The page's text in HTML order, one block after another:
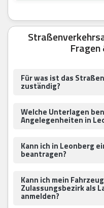
Für was ist das
zuständig?
Welche Unterlagen
Angelegenheiten in
Kann ich in Leonberg
beantragen?
Kann ich mein
Zulassungsbezirk als
anmelden?